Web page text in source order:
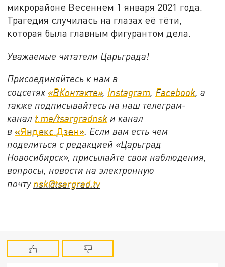
микрорайоне Весеннем 1 января 2021 года.
Трагедия случилась на глазах её тёти,
которая была главным фигурантом дела.
Уважаемые читатели Царьграда!
Присоединяйтесь к нам в
соцсетях «ВКонтакте», Instagram, Facebook, а
также подписывайтесь на наш телеграм-
канал t.me/tsargradnsk и канал
в «Яндекс.Дзен». Если вам есть чем
поделиться с редакцией «Царьград
Новосибирск», присылайте свои наблюдения,
вопросы, новости на электронную
почту nsk@tsargrad.tv